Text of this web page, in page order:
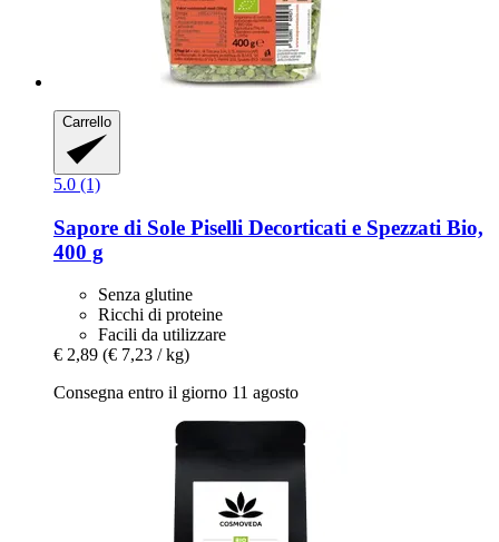
Carrello
5.0 (1)
Sapore di Sole Piselli Decorticati e Spezzati Bio,
400 g
Senza glutine
Ricchi di proteine
Facili da utilizzare
€ 2,89 (€ 7,23 / kg)
Consegna entro il giorno 11 agosto